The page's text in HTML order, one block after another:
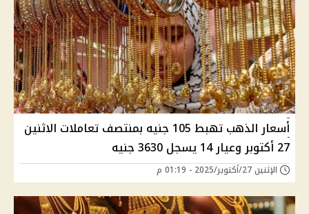
أسعار الذهب تهبط 105 جنيه بمنتصف تعاملات الاثنين
27 أكتوبر وعيار 14 يسجل 3630 جنيه
الإثنين 27/أكتوبر/2025 - 01:19 م